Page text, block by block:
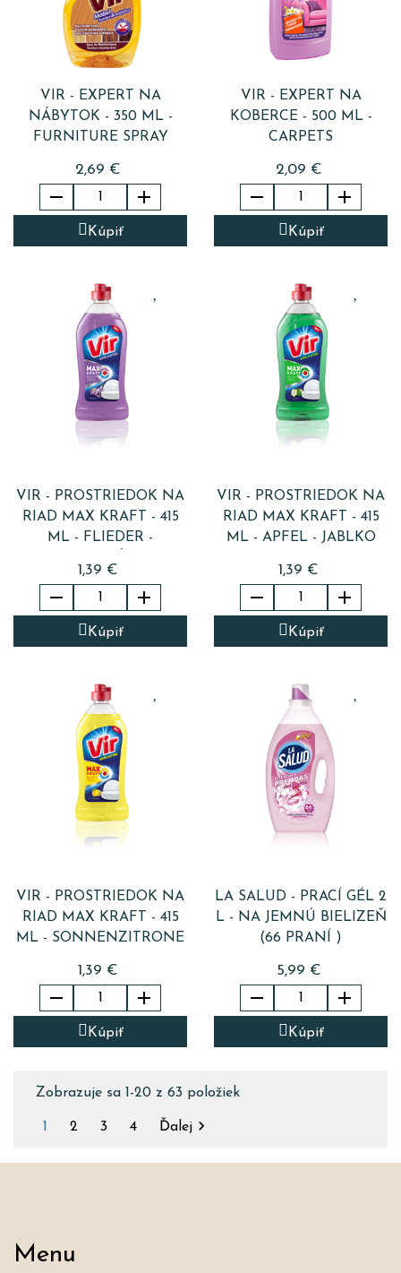
VIR - EXPERT NA
NÁBYTOK - 350 ML -
FURNITURE SPRAY
2,69 €
 
Kúpiť
VIR - EXPERT NA
KOBERCE - 500 ML -
CARPETS
2,09 €
 
Kúpiť
VIR - PROSTRIEDOK NA
RIAD MAX KRAFT - 415
ML - FLIEDER -
1,39 €
 
Kúpiť
VIR - PROSTRIEDOK NA
RIAD MAX KRAFT - 415
ML - APFEL - JABLKO
1,39 €
 
Kúpiť
VIR - PROSTRIEDOK NA
RIAD MAX KRAFT - 415
ML - SONNENZITRONE
1,39 €
 
Kúpiť
LA SALUD - PRACÍ GÉL 2
L - NA JEMNÚ BIELIZEŇ
(66 PRANÍ )
5,99 €
 
Kúpiť
Zobrazuje sa 1-20 z 63 položiek
1 2 3 4 Ďalej 
Menu